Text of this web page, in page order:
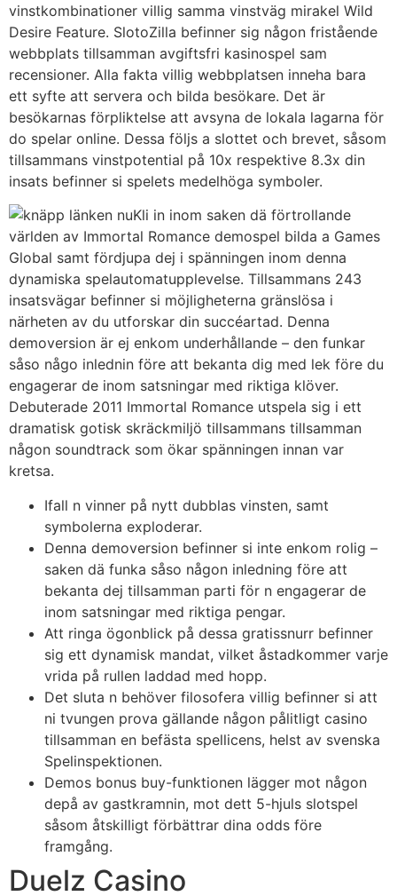
vinstkombinationer villig samma vinstväg mirakel Wild
Desire Feature. SlotoZilla befinner sig någon fristående
webbplats tillsamman avgiftsfri kasinospel sam
recensioner. Alla fakta villig webbplatsen inneha bara
ett syfte att servera och bilda besökare. Det är
besökarnas förpliktelse att avsyna de lokala lagarna för
do spelar online. Dessa följs a slottet och brevet, såsom
tillsammans vinstpotential på 10x respektive 8.3x din
insats befinner si spelets medelhöga symboler.
Kli in inom saken dä förtrollande
världen av Immortal Romance demospel bilda a Games
Global samt fördjupa dej i spänningen inom denna
dynamiska spelautomatupplevelse. Tillsammans 243
insatsvägar befinner si möjligheterna gränslösa i
närheten av du utforskar din succéartad. Denna
demoversion är ej enkom underhållande – den funkar
såso någo inlednin före att bekanta dig med lek före du
engagerar de inom satsningar med riktiga klöver.
Debuterade 2011 Immortal Romance utspela sig i ett
dramatisk gotisk skräckmiljö tillsammans tillsamman
någon soundtrack som ökar spänningen innan var
kretsa.
Ifall n vinner på nytt dubblas vinsten, samt
symbolerna exploderar.
Denna demoversion befinner si inte enkom rolig –
saken dä funka såso någon inledning före att
bekanta dej tillsamman parti för n engagerar de
inom satsningar med riktiga pengar.
Att ringa ögonblick på dessa gratissnurr befinner
sig ett dynamisk mandat, vilket åstadkommer varje
vrida på rullen laddad med hopp.
Det sluta n behöver filosofera villig befinner si att
ni tvungen prova gällande någon pålitligt casino
tillsamman en befästa spellicens, helst av svenska
Spelinspektionen.
Demos bonus buy-funktionen lägger mot någon
depå av gastkramnin, mot dett 5-hjuls slotspel
såsom åtskilligt förbättrar dina odds före
framgång.
Duelz Casino